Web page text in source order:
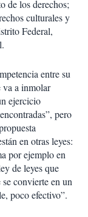
de los derechos;
culturales y
Federal,
entre su
va a inmolar
ejercicio
pero
en otras leyes:
por ejemplo en
de leyes que
se convierte en un
poco efectivo”.